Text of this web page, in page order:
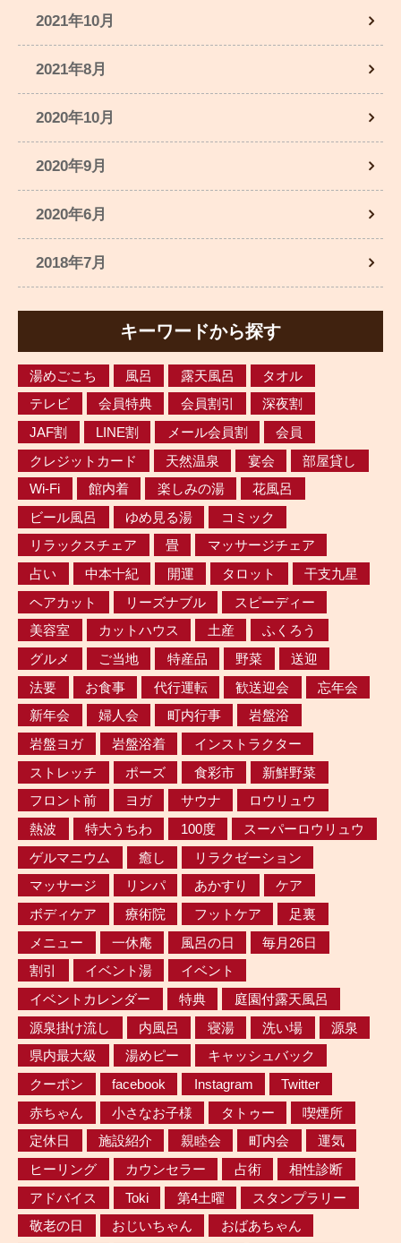
2021年10月
2021年8月
2020年10月
2020年9月
2020年6月
2018年7月
キーワードから探す
湯めごこち 風呂 露天風呂
タオル
テレビ
会員特典 会員割引
深夜割
JAF割
LINE割 メール会員割
会員
クレジットカード
天然温泉 宴会
部屋貸し
Wi-Fi
館内着 楽しみの湯
花風呂
ビール風呂
ゆめ見る湯
コミック
リラックスチェア
畳
マッサージチェア
占い
中本十紀 開運 タロット
干支九星
ヘアカット
リーズナブル
スピーディー
美容室
カットハウス 土産
ふくろう
グルメ
ご当地 特産品 野菜
送迎
法要
お食事 代行運転 歓送迎会
忘年会
新年会
婦人会 町内行事
岩盤浴
岩盤ヨガ
岩盤浴着
インストラクター
ストレッチ
ポーズ 食彩市
新鮮野菜
フロント前
ヨガ サウナ
ロウリュウ
熱波
特大うちわ 100度
スーパーロウリュウ
ゲルマニウム
癒し
リラクゼーション
マッサージ
リンパ あかすり
ケア
ボディケア
療術院 フットケア
足裏
メニュー
一休庵 風呂の日
毎月26日
割引
イベント湯
イベント
イベントカレンダー
特典
庭園付露天風呂
源泉掛け流し
内風呂 寝湯 洗い場
源泉
県内最大級
湯めピー
キャッシュバック
クーポン
facebook Instagram
Twitter
赤ちゃん
小さなお子様 タトゥー
喫煙所
定休日
施設紹介 親睦会 町内会
運気
ヒーリング
カウンセラー 占術
相性診断
アドバイス
Toki 第4土曜
スタンプラリー
敬老の日
おじいちゃん
おばあちゃん